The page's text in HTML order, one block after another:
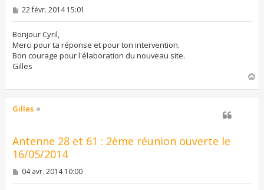
M
s
a
g
e
22 févr. 2014 15:01
Bonjour Cyril,
Merci pour ta réponse et pour ton intervention.
Bon courage pour l'élaboration du nouveau site.
Gilles
u
Gilles
Antenne 28 et 61 : 2ème réunion ouverte le
16/05/2014
M
04 avr. 2014 10:00